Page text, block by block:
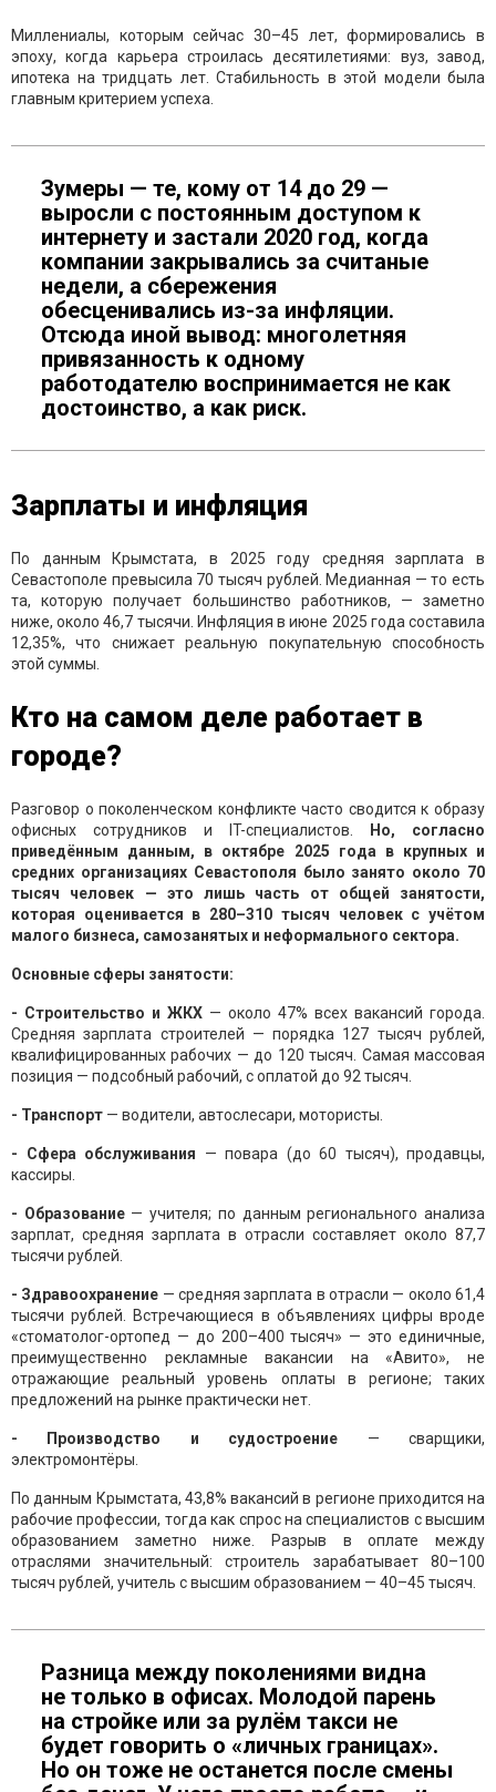
Миллениалы, которым сейчас 30–45 лет, формировались в
эпоху, когда карьера строилась десятилетиями: вуз, завод,
ипотека на тридцать лет. Стабильность в этой модели была
главным критерием успеха.
Зумеры — те, кому от 14 до 29 —
выросли с постоянным доступом к
интернету и застали 2020 год, когда
компании закрывались за считаные
недели, а сбережения
обесценивались из-за инфляции.
Отсюда иной вывод: многолетняя
привязанность к одному
работодателю воспринимается не как
достоинство, а как риск.
Зарплаты и инфляция
По данным Крымстата, в 2025 году средняя зарплата в
Севастополе превысила 70 тысяч рублей. Медианная — то есть
та, которую получает большинство работников, — заметно
ниже, около 46,7 тысячи. Инфляция в июне 2025 года составила
12,35%, что снижает реальную покупательную способность
этой суммы.
Кто на самом деле работает в
городе?
Разговор о поколенческом конфликте часто сводится к образу
офисных сотрудников и IT-специалистов. Но, согласно
приведённым данным, в октябре 2025 года в крупных и
средних организациях Севастополя было занято около 70
тысяч человек — это лишь часть от общей занятости,
которая оценивается в 280–310 тысяч человек с учётом
малого бизнеса, самозанятых и неформального сектора.
Основные сферы занятости:
- Строительство и ЖКХ — около 47% всех вакансий города.
Средняя зарплата строителей — порядка 127 тысяч рублей,
квалифицированных рабочих — до 120 тысяч. Самая массовая
позиция — подсобный рабочий, с оплатой до 92 тысяч.
- Транспорт — водители, автослесари, мотористы.
- Сфера обслуживания — повара (до 60 тысяч), продавцы,
кассиры.
- Образование— учителя; по данным регионального анализа
зарплат, средняя зарплата в отрасли составляет около 87,7
тысячи рублей.
- Здравоохранение — средняя зарплата в отрасли — около 61,4
тысячи рублей. Встречающиеся в объявлениях цифры вроде
«стоматолог-ортопед — до 200–400 тысяч» — это единичные,
преимущественно рекламные вакансии на «Авито», не
отражающие реальный уровень оплаты в регионе; таких
предложений на рынке практически нет.
- Производство и судостроение — сварщики,
электромонтёры.
По данным Крымстата, 43,8% вакансий в регионе приходится на
рабочие профессии, тогда как спрос на специалистов с высшим
образованием заметно ниже. Разрыв в оплате между
отраслями значительный: строитель зарабатывает 80–100
тысяч рублей, учитель с высшим образованием — 40–45 тысяч.
Разница между поколениями видна
не только в офисах. Молодой парень
на стройке или за рулём такси не
будет говорить о «личных границах».
Но он тоже не останется после смены